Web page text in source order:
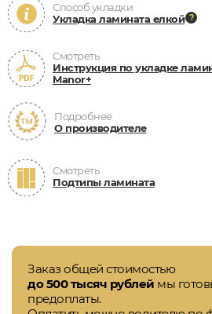
Способ укладки
Укладка ламината елкой
Смотреть
Инструкция по укладке
Manor+
Подробнее
О производителе
Смотреть
Подтипы ламината
Заказ общей стоимостью
до 500 тысяч рублей мы
предоплаты.